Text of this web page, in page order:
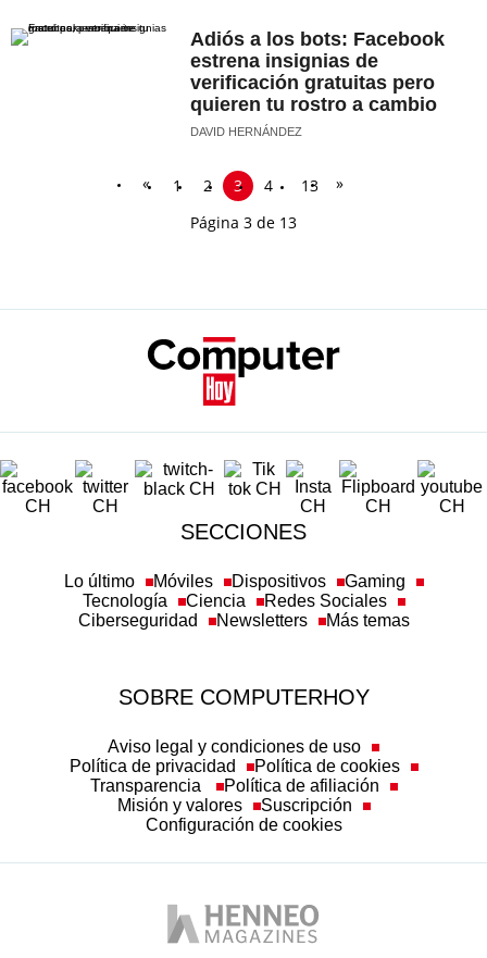
Adiós a los bots: Facebook
estrena insignias de
verificación gratuitas pero
quieren tu rostro a cambio
DAVID HERNÁNDEZ
« 1 2 3 4 13
»
Página 3 de 13
SECCIONES
Lo último Móviles Dispositivos
Gaming
Tecnología
Ciencia
Redes Sociales
Ciberseguridad
Newsletters Más temas
SOBRE COMPUTERHOY
Aviso legal y condiciones de uso
Política de privacidad
Política de cookies
Transparencia
Política de afiliación
Misión y valores
Suscripción
Configuración de cookies